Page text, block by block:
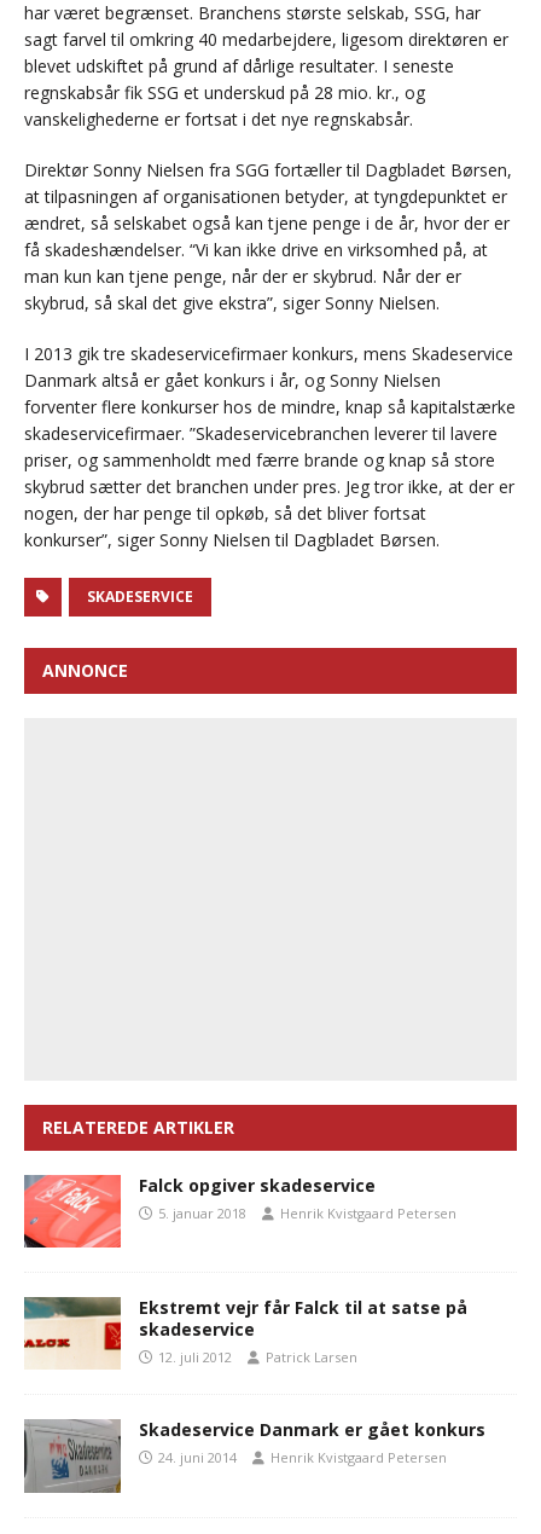
har været begrænset. Branchens største selskab, SSG, har
sagt farvel til omkring 40 medarbejdere, ligesom direktøren er
blevet udskiftet på grund af dårlige resultater. I seneste
regnskabsår fik SSG et underskud på 28 mio. kr., og
vanskelighederne er fortsat i det nye regnskabsår.
Direktør Sonny Nielsen fra SGG fortæller til Dagbladet Børsen,
at tilpasningen af organisationen betyder, at tyngdepunktet er
ændret, så selskabet også kan tjene penge i de år, hvor der er
få skadeshændelser. “Vi kan ikke drive en virksomhed på, at
man kun kan tjene penge, når der er skybrud. Når der er
skybrud, så skal det give ekstra”, siger Sonny Nielsen.
I 2013 gik tre skadeservicefirmaer konkurs, mens Skadeservice
Danmark altså er gået konkurs i år, og Sonny Nielsen
forventer flere konkurser hos de mindre, knap så kapitalstærke
skadeservicefirmaer. ”Skadeservicebranchen leverer til lavere
priser, og sammenholdt med færre brande og knap så store
skybrud sætter det branchen under pres. Jeg tror ikke, at der er
nogen, der har penge til opkøb, så det bliver fortsat
konkurser”, siger Sonny Nielsen til Dagbladet Børsen.
SKADESERVICE
ANNONCE
RELATEREDE ARTIKLER
Falck opgiver skadeservice
5. januar 2018 Henrik Kvistgaard Petersen
Ekstremt vejr får Falck til at satse på
skadeservice
12. juli 2012 Patrick Larsen
Skadeservice Danmark er gået konkurs
24. juni 2014 Henrik Kvistgaard Petersen